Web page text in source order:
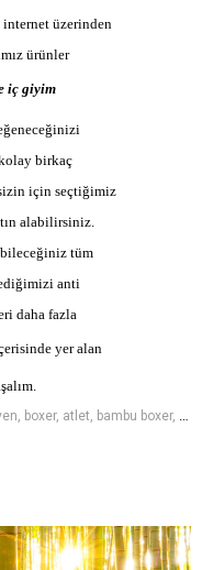
üzerinden
ürünler
iç giyim
birkaç
için seçtiğimiz
alabilirsiniz.
tüm
anti
daha fazla
yer alan
online, iç giyim, fantazi, fantezi, külot, sütyen, boxer, atlet, bambu boxer, sütyen takım, dantelli sütyen